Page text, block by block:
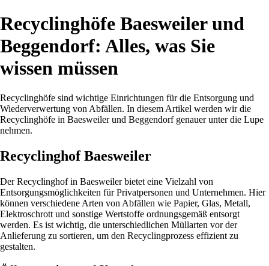
Recyclinghöfe Baesweiler und
Beggendorf: Alles, was Sie
wissen müssen
Recyclinghöfe sind wichtige Einrichtungen für die Entsorgung und
Wiederverwertung von Abfällen. In diesem Artikel werden wir die
Recyclinghöfe in Baesweiler und Beggendorf genauer unter die Lupe
nehmen.
Recyclinghof Baesweiler
Der Recyclinghof in Baesweiler bietet eine Vielzahl von
Entsorgungsmöglichkeiten für Privatpersonen und Unternehmen. Hier
können verschiedene Arten von Abfällen wie Papier, Glas, Metall,
Elektroschrott und sonstige Wertstoffe ordnungsgemäß entsorgt
werden. Es ist wichtig, die unterschiedlichen Müllarten vor der
Anlieferung zu sortieren, um den Recyclingprozess effizient zu
gestalten.